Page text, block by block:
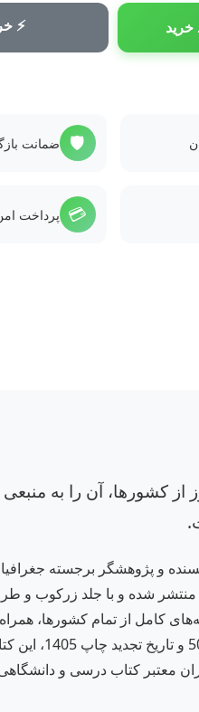
خرید ⚡
🛡️ ضمانت
💳 پرداخت
کشورها، آن را به
نویسنده و پژوهشگر برجسته
انتشارات گیتاشناسی منتشر شده است. این کتاب با 586 صفحه و قطع رحلی، در ششمین نوبت چاپ خود در
کامل از تمام کشورها، همراه
جغرافیایی است که آن را به یک مرجع ضروری برای درس
معتبر کتاب درسی و